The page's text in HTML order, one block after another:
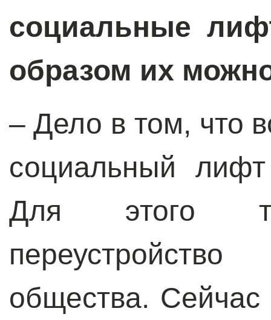
социальные
образом их
– Дело в том, что
социальный
Для этого
переустройство
общества. Сейчас